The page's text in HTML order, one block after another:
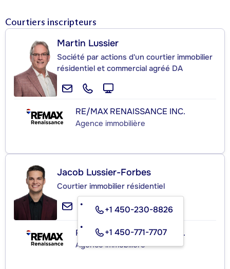
Courtiers inscripteurs
Martin Lussier
Société par actions d'un courtier immobilier
résidentiel et commercial agréé DA
RE/MAX RENAISSANCE INC.
Agence immobilière
Jacob Lussier-Forbes
Courtier immobilier résidentiel
+1 450-230-8826
+1 450-771-7707
RE/MAX RENAISSANCE INC.
Agence immobilière